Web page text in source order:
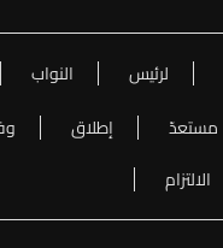
لرئيس النواب
مستعدّ إطلاق
الالتزام